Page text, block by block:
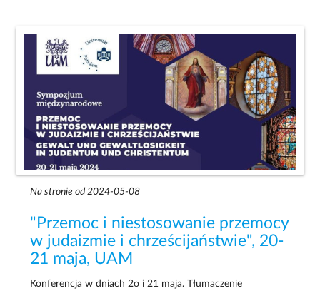
Na stronie od 2024-05-08
"Przemoc i niestosowanie przemocy
w judaizmie i chrześcijaństwie", 20-
21 maja, UAM
Konferencja w dniach 2o i 21 maja. Tłumaczenie